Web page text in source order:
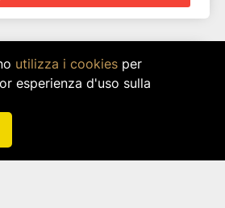
utilizza i cookiesper
esperienza d'uso sulla